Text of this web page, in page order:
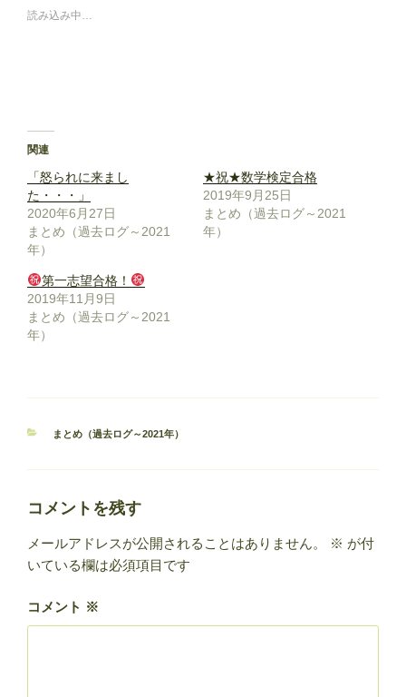
読み込み中…
関連
「怒られに来まし
た・・・」
2020年6月27日
まとめ（過去ログ～2021
年）
★祝★数学検定合格
2019年9月25日
まとめ（過去ログ～2021
年）
第一志望合格！
2019年11月9日
まとめ（過去ログ～2021
年）
カ
まとめ（過去ログ～2021年）
コメントを残す
メールアドレスが公開されることはありません。 ※ が付
いている欄は必須項目です
コメント ※